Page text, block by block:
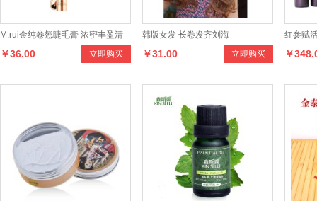
M.rui金纯卷翘睫毛膏 浓密丰盈清
晰分明速干持久 立即购买
￥36.00
韩版女发 长卷发齐刘海
立即购买
￥31.00
红参赋
￥